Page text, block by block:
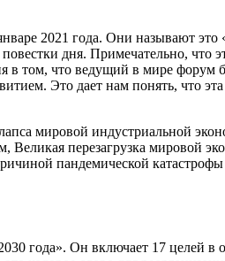
2021 года. Они называют это
дня. Примечательно, что
в том, что ведущий в мире форум
Это дает нам понять, что
мировой индустриальной
перезагрузка мировой
пандемической
года». Он включает 17 целей в